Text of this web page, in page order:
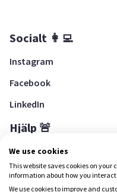
Socialt 👩‍💻
Instagram
Facebook
LinkedIn
Hjälp 🚨
Hjälpcenter
We use cookies
This website saves cookies on your
information about how you
We use cookies to improve and